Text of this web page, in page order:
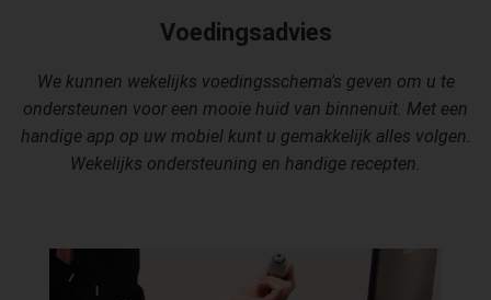
Voedingsadvies
We kunnen wekelijks voedingsschema's geven om u te
ondersteunen voor een mooie huid van binnenuit. Met een
handige app op uw mobiel kunt u gemakkelijk alles volgen.
Wekelijks ondersteuning en handige recepten.